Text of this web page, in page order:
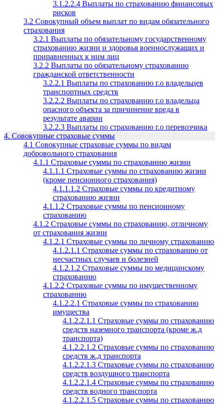
3.1.2.2.4 Выплаты по страхованию финансовых
рисков
3.2 Совокупный объем выплат по видам обязательного
страхования
3.2.1 Выплаты по обязательному государственному
страхованию жизни и здоровья военнослужащих и
приравненных к ним лиц
3.2.2 Выплаты по обязательному страхованию
гражданской ответственности
3.2.2.1 Выплаты по страхованию г.о владельцев
транспортных средств
3.2.2.2 Выплаты по страхованию г.о владельца
опасного объекта за причинение вреда в
результате аварии
3.2.2.3 Выплаты по страхованию г.о перевозчика
4. Совокупные страховые суммы
4.1 Совокупные страховые суммы по видам
добровольного страхования
4.1.1 Страховые суммы по страхованию жизни
4.1.1.1 Страховые суммы по страхованию жизни
(кроме пенсионного страхования)
4.1.1.1.2 Страховые суммы по кредитному
страхованию жизни
4.1.1.2 Страховые суммы по пенсионному
страхованию
4.1.2 Страховые суммы по страхованию, отличному
от страхования жизни
4.1.2.1 Страховые суммы по личному страхованию
4.1.2.1.1 Страховые суммы по страхованию от
несчастных случаев и болезней
4.1.2.1.2 Страховые суммы по медицинскому
страхованию
4.1.2.2 Страховые суммы по имущественному
страхованию
4.1.2.2.1 Страховые суммы по страхованию
имущества
4.1.2.2.1.1 Страховые суммы по страхованию
средств наземного транспорта (кроме ж.д
транспорта)
4.1.2.2.1.2 Страховые суммы по страхованию
средств ж.д транспорта
4.1.2.2.1.3 Страховые суммы по страхованию
средств воздушного транспорта
4.1.2.2.1.4 Страховые суммы по страхованию
средств водного транспорта
4.1.2.2.1.5 Страховые суммы по страхованию